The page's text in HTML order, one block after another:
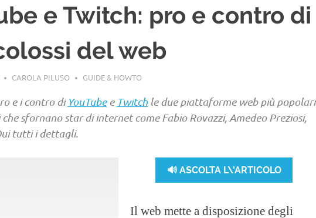
e Twitch: pro e contro di
del web
CAROLA PILUSO GUIDE & HOWTO
e i contro di YouTubee Twitch le due piattaforme web più popolari
sfornano star di internet come Fabio Rovazzi, Amedeo Preziosi,
tutti i dettagli.
🔊 ASCOLTA L\'ARTICOLO
Il web mette a disposizione degli